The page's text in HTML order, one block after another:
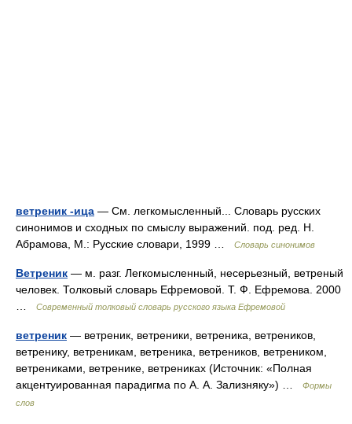
ветреник -ица — См. легкомысленный... Словарь русских
синонимов и сходных по смыслу выражений. под. ред. Н.
Абрамова, М.: Русские словари, 1999 …
Словарь синонимов
Ветреник — м. разг. Легкомысленный, несерьезный, ветреный
человек. Толковый словарь Ефремовой. Т. Ф. Ефремова. 2000
Современный толковый словарь русского языка Ефремовой
ветреник — ветреник, ветреники, ветреника, ветреников,
ветренику, ветреникам, ветреника, ветреников, ветреником,
ветрениками, ветренике, ветрениках (Источник: «Полная
акцентуированная парадигма по А. А. Зализняку») …
Формы
слов